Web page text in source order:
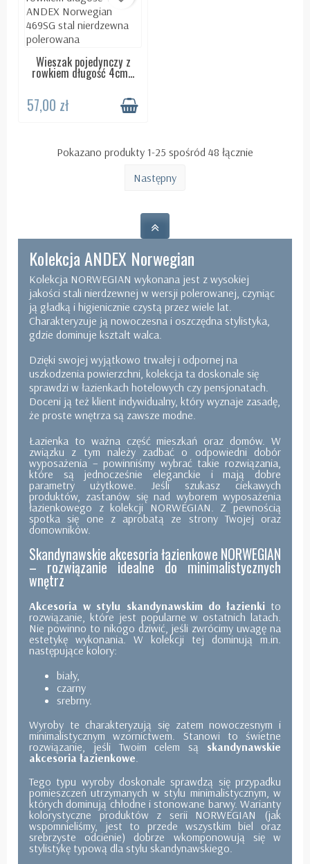
DOSTĘPNY 24H
Wieszak pojedynczy z
rowkiem długość 4cm...
57,00 zł
Pokazano produkty 1-25 spośród 48 łącznie
Następny
Kolekcja ANDEX Norwegian
Kolekcja NORWEGIAN wykonana jest z wysokiej
jakości stali nierdzewnej w wersji polerowanej, czyniąc
ją gładką i higienicznie czystą przez wiele lat.
Charakteryzuje ją nowoczesna i oszczędna stylistyka,
gdzie dominuje kształt walca.
Dzięki swojej wyjątkowo trwałej i odpornej na
uszkodzenia powierzchni, kolekcja ta doskonale się
sprawdzi w łazienkach hotelowych czy pensjonatach.
Doceni ją też klient indywidualny, który wyznaje zasadę,
że proste wnętrza są zawsze modne.
Łazienka to ważna część mieszkań oraz domów. W
związku z tym należy zadbać o odpowiedni dobór
wyposażenia – powinniśmy wybrać takie rozwiązania,
które są jednocześnie eleganckie i mają dobre
parametry użytkowe. Jeśli szukasz ciekawych
produktów, zastanów się nad wyborem wyposażenia
łazienkowego z kolekcji NORWEGIAN. Z pewnością
spotka się one z aprobatą ze strony Twojej oraz
domowników.
Skandynawskie akcesoria łazienkowe NORWEGIAN
– rozwiązanie idealne do minimalistycznych
wnętrz
Akcesoria w stylu skandynawskim do łazienkito
rozwiązanie, które jest popularne w ostatnich latach.
Nie powinno to nikogo dziwić, jeśli zwrócimy uwagę na
estetykę wykonania. W kolekcji tej dominują m.in.
następujące kolory:
biały,
czarny
srebrny.
Wyroby te charakteryzują się zatem nowoczesnym i
minimalistycznym wzornictwem. Stanowi to świetne
rozwiązanie, jeśli Twoim celem są skandynawskie
akcesoria łazienkowe
Tego typu wyroby doskonale sprawdzą się przypadku
pomieszczeń utrzymanych w stylu minimalistycznym, w
których dominują chłodne i stonowane barwy. Warianty
kolorystyczne produktów z serii NORWEGIAN (jak
wspomnieliśmy, jest to przede wszystkim biel oraz
srebrzyste odcienie) dobrze wkomponowują się w
stylistykę typową dla stylu skandynawskiego.